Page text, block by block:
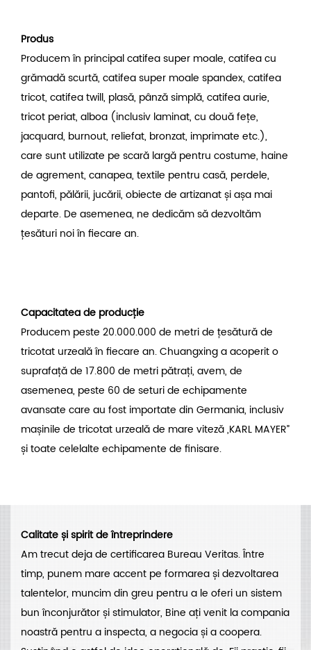
Produs
Producem în principal catifea super moale, catifea cu
grămadă scurtă, catifea super moale spandex, catifea
tricot, catifea twill, plasă, pânză simplă, catifea aurie,
tricot periat, alboa (inclusiv laminat, cu două fețe,
jacquard, burnout, reliefat, bronzat, imprimate etc.),
care sunt utilizate pe scară largă pentru costume, haine
de agrement, canapea, textile pentru casă, perdele,
pantofi, pălării, jucării, obiecte de artizanat și așa mai
departe. De asemenea, ne dedicăm să dezvoltăm
țesături noi în fiecare an.
Capacitatea de producție
Producem peste 20.000.000 de metri de țesătură de
tricotat urzeală în fiecare an. Chuangxing a acoperit o
suprafață de 17.800 de metri pătrați, avem, de
asemenea, peste 60 de seturi de echipamente
avansate care au fost importate din Germania, inclusiv
mașinile de tricotat urzeală de mare viteză „KARL MAYER”
și toate celelalte echipamente de finisare.
Calitate și spirit de întreprindere
Am trecut deja de certificarea Bureau Veritas. Între
timp, punem mare accent pe formarea și dezvoltarea
talentelor, muncim din greu pentru a le oferi un sistem
bun înconjurător și stimulator, Bine ați venit la compania
noastră pentru a inspecta, a negocia și a coopera.